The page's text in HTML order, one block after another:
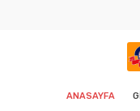
ANASAYFA